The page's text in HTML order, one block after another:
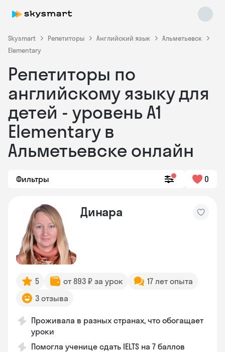
Skysmart Репетиторы Английский язык
Альметьевск
Elementary
Репетиторы по
английскому языку для
детей - уровень А1
Elementary в
Альметьевске онлайн
Фильтры 0
Динара
5 от 893 ₽ за урок
17 лет опыта
3 отзыва
Проживала в разных странах, что обогащает
уроки
Помогла ученице сдать IELTS на 7 баллов